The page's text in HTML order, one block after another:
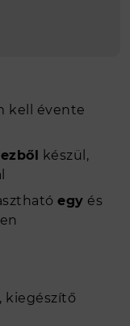
kell évente
készül,
egy és
, kiegészítő